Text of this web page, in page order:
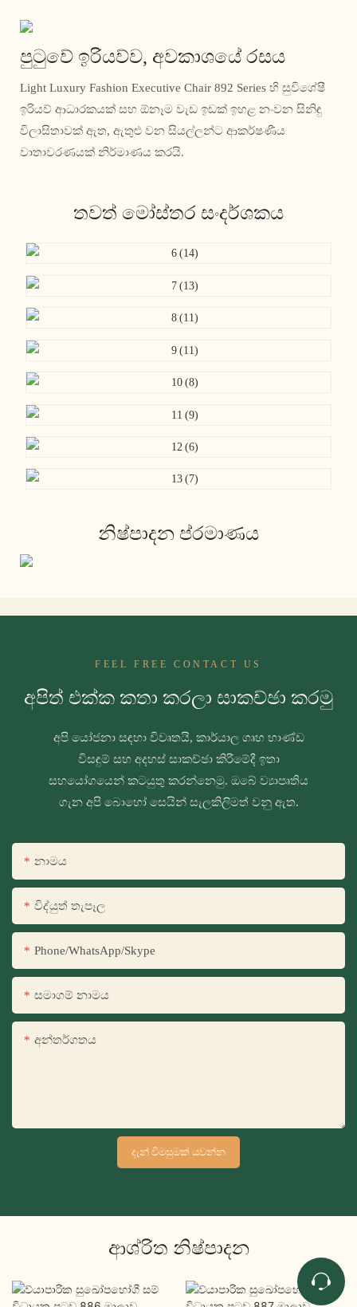
පුටුවේ ඉරියව්ව, අවකාශයේ රසය
Light Luxury Fashion Executive Chair 892 Series හි සුවිශේෂී
ඉරියව් ආධාරකයක් සහ ඕනෑම වැඩ ඉඩක් ඉහළ නංවන සිනිඳු
විලාසිතාවක් ඇත, ඇතුළු වන සියල්ලන්ට ආකර්ෂණීය
වාතාවරණයක් නිර්මාණය කරයි.
තවත් මෝස්තර සංදර්ශකය
නිෂ්පාදන ප්රමාණය
FEEL FREE CONTACT US
අපිත් එක්ක කතා කරලා සාකච්ඡා කරමු
අපි යෝජනා සඳහා විවෘතයි, කාර්යාල ගෘහ භාණ්ඩ
විසඳුම් සහ අදහස් සාකච්ඡා කිරීමේදී ඉතා
සහයෝගයෙන් කටයුතු කරන්නෙමු. ඔබේ ව්‍යාපෘතිය
ගැන අපි බොහෝ සෙයින් සැලකිලිමත් වනු ඇත.
නාමය
විද්යුත් තැපෑල
Phone/WhatsApp/Skype
සමාගම් නාමය
අන්තර්ගතය
දැන් විමසුමක් යවන්න
ආශ්රිත නිෂ්පාදන